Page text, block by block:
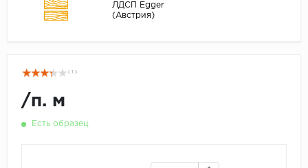
ЛДСП Egger
(Австрия)
( 1 )
/п. м
Есть образец